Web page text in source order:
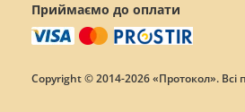
Приймаємо до оплати
Copyright © 2014-2026 «Протокол». Всі